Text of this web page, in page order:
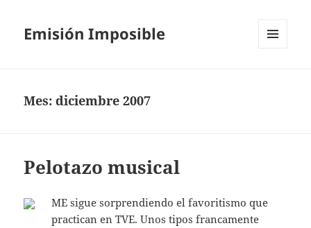
Emisión Imposible
Mes:diciembre 2007
Pelotazo musical
ME sigue sorprendiendo el favoritismo que
practican en TVE. Unos tipos francamente